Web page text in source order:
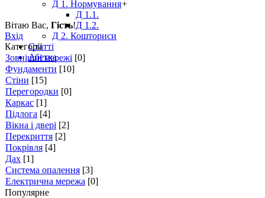
Д 1. Нормування+
Д 1.1.
Д 1.2.
Д 2. Кошториси
Статті
Абетка
Вітаю Вас, Гість!
Вхід
Категорії
Зовнішні мережі [0]
Фундаменти [10]
Стіни [15]
Перегородки [0]
Каркас [1]
Підлога [4]
Вікна і двері [2]
Перекриття [2]
Покрівля [4]
Дах [1]
Система опалення [3]
Електрична мережа [0]
Популярне